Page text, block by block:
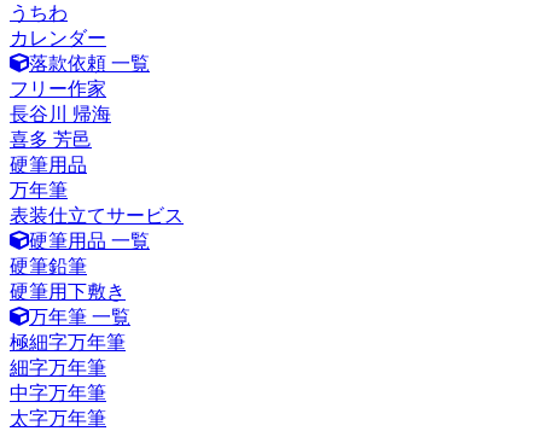
うちわ
カレンダー
落款依頼 一覧
フリー作家
長谷川 帰海
喜多 芳邑
硬筆用品
万年筆
表装仕立てサービス
硬筆用品 一覧
硬筆鉛筆
硬筆用下敷き
万年筆 一覧
極細字万年筆
細字万年筆
中字万年筆
太字万年筆